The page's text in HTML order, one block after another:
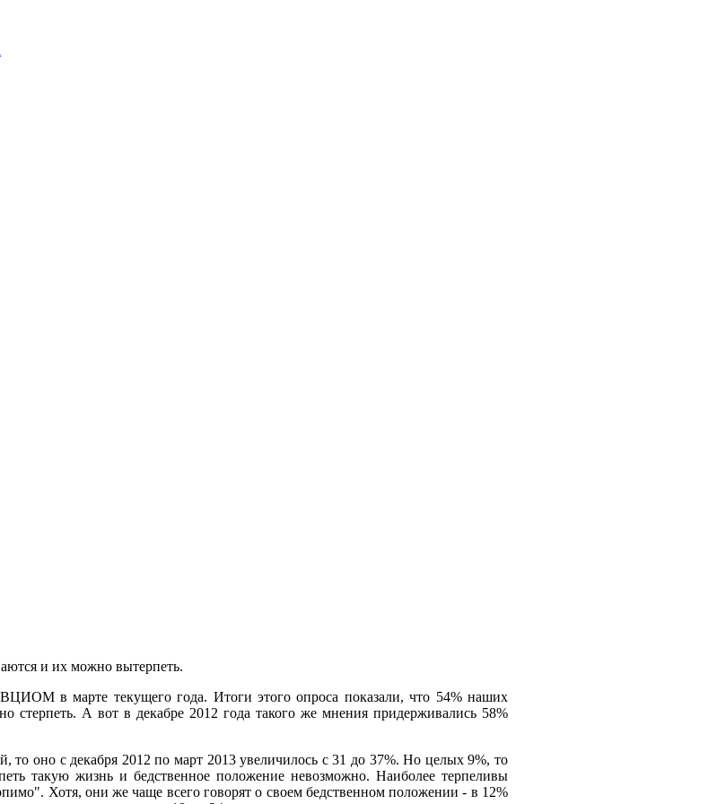
и их можно вытерпеть.
в марте текущего года. Итоги этого опроса показали, что 54% наших
стерпеть. А вот в декабре 2012 года такого же мнения придерживались 58%
то оно с декабря 2012 по март 2013 увеличилось с 31 до 37%. Но целых 9%, то
такую жизнь и бедственное положение невозможно. Наиболее терпеливы
Хотя, они же чаще всего говорят о своем бедственном положении - в 12%